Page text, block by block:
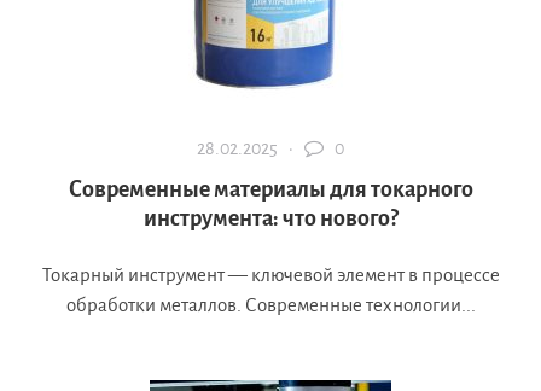
28.02.2025 · 0
Современные материалы для токарного
инструмента: что нового?
Токарный инструмент — ключевой элемент в процессе
обработки металлов. Современные технологии...